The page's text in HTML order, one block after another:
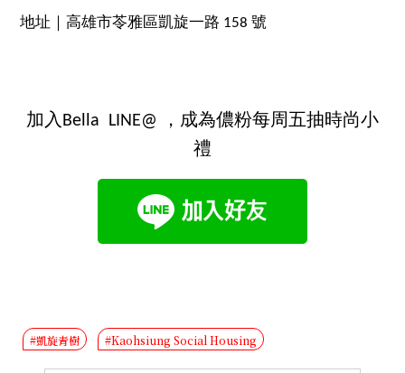
地址｜高雄市苓雅區凱旋一路 158 號
加入Bella LINE@ ，成為儂粉每周五抽時尚小
禮
#凱旋青樹 #Kaohsiung Social Housing